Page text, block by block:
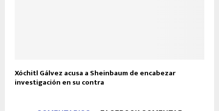
Xóchitl Gálvez acusa a Sheinbaum de encabezar
investigación en su contra